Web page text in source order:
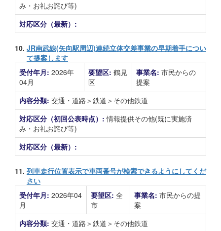
み・お礼お詫び等)
対応区分（最新）:
10. JR南武線(矢向駅周辺)連続立体交差事業の早期着手につい
て提案します
受付年月: 2026年
04月
要望区: 鶴見
区
事業名: 市民からの
提案
内容分類: 交通・道路＞鉄道＞その他鉄道
対応区分（初回公表時点）:情報提供その他(既に実施済
み・お礼お詫び等)
対応区分（最新）:
11. 列車走行位置表示で車両番号が検索できるようにしてくだ
さい
受付年月: 2026年04
月
要望区: 全
市
事業名: 市民からの提
案
内容分類: 交通・道路＞鉄道＞その他鉄道